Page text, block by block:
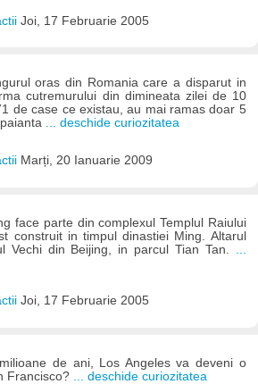
Joi, 17 Februarie 2005
oras din Romania care a disparut in
cutremurului din dimineata zilei de 10
de case ce existau, au mai ramas doar 5
... deschide curiozitatea
Marți, 20 Ianuarie 2009
face parte din complexul Templul Raiului
construit in timpul dinastiei Ming. Altarul
Vechi din Beijing, in parcul Tian Tan.
Joi, 17 Februarie 2005
de ani, Los Angeles va deveni o
Francisco?
... deschide curiozitatea